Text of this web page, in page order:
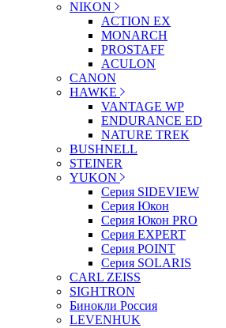
NIKON
ACTION EX
MONARCH
PROSTAFF
ACULON
CANON
HAWKE
VANTAGE WP
ENDURANCE ED
NATURE TREK
BUSHNELL
STEINER
YUKON
Серия SIDEVIEW
Серия Юкон
Серия Юкон PRO
Серия EXPERT
Серия POINT
Серия SOLARIS
CARL ZEISS
SIGHTRON
Бинокли Россия
LEVENHUK